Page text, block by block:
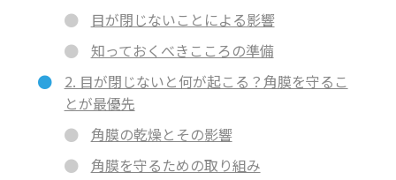
目が閉じないことによる影響
知っておくべきこころの準備
2. 目が閉じないと何が起こる？角膜を守るこ
とが最優先
角膜の乾燥とその影響
角膜を守るための取り組み